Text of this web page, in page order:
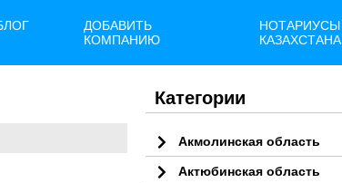
ДОБАВИТЬ
КОМПАНИЮ
НОТАРИУСЫ
КАЗАХСТАНА
Категории
Акмолинская область
Актюбинская область